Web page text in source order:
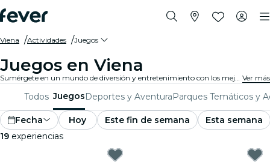
Viena Actividades Juegos
Juegos en Viena
Sumérgete en un mundo de diversión y entretenimiento con los mejores juegos en Viena. Desde juegos de mesa hasta experiencias de realidad virtual, hay algo para que todos disfruten. Ver más
Todos JuegosDeportes y AventuraParques Temáticos y
Fecha Hoy Este fin de semana
Esta semana
19 experiencias